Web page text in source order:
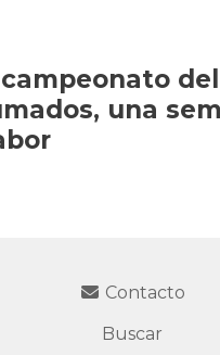
una
Contacto
Buscar